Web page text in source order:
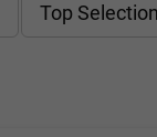
Top Selection